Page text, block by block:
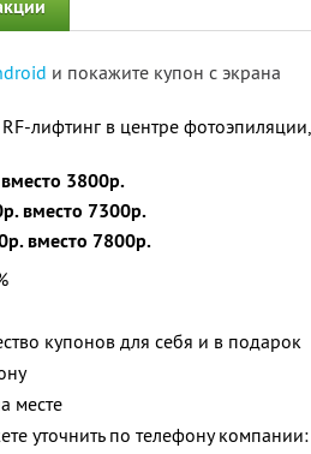
и покажите купон с экрана
лифтинг в центре фотоэпиляции,
3800р.
вместо 7300р.
вместо 7800р.
купонов для себя и в подарок
месте
уточнить по телефону компании: